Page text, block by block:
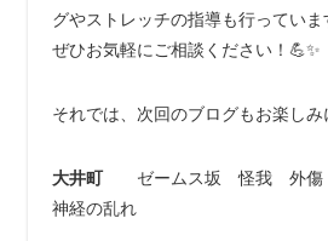
グやストレッチの指導も行ってい
ぜひお気軽にご相談ください！💪✨
それでは、次回のブログもお楽しみ
大井町ゼームス坂 怪我 外傷
神経の乱れ